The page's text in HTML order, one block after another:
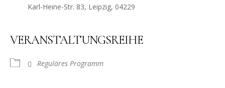
Karl-Heine-Str. 83, Leipzig, 04229
VERANSTALTUNGSREIHE
Reguläres Programm